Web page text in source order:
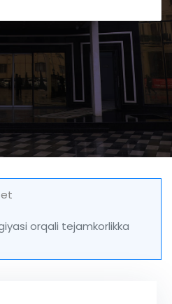
orqali tejamkorlikka